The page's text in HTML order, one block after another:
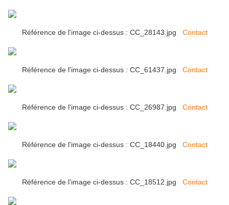
Référence de l'image ci-dessus : CC_28143.jpg Contact
Référence de l'image ci-dessus : CC_61437.jpg Contact
Référence de l'image ci-dessus : CC_26987.jpg Contact
Référence de l'image ci-dessus : CC_18440.jpg Contact
Référence de l'image ci-dessus : CC_18512.jpg Contact